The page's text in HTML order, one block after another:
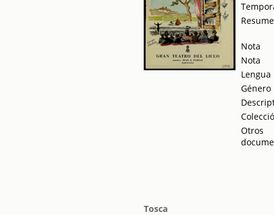
Nota
Nota
Lengua
Género
Otros
Tosca